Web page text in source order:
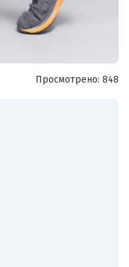
Просмотрено: 848